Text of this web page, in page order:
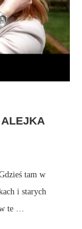
ALEJKA
tam w
i starych
w te …